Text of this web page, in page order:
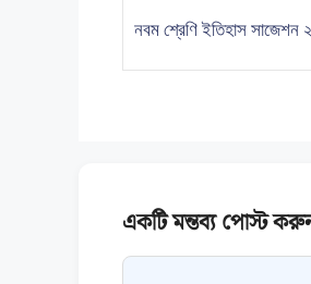
নবম শ্রেণি ইতিহাস
Comment